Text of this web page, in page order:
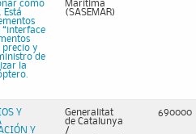
como
Está
“interface
precio y
de
la
Marítima
(SASEMAR)
Y
Y
Generalitat
de Catalunya
/
690000